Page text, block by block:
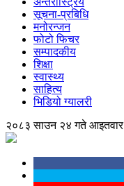
सूचना-प्रबिधि
मनोरन्जन
फोटो फिचर
सम्पादकीय
शिक्षा
स्वास्थ्य
साहित्य
भिडियो ग्यालरी
२०८३ साउन २४ गते आइतवार